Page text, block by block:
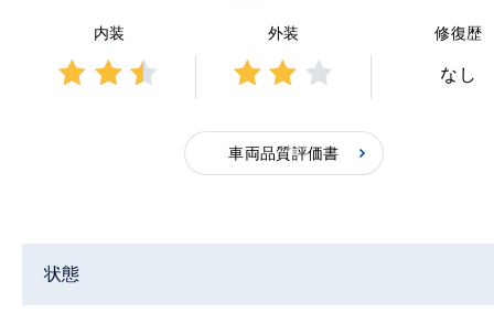
内装 外装
2点の
評価
修復歴
なし
車両品質評価書
状態